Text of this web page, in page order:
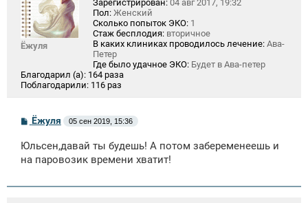
Ёжуля
Зарегистрирован: 04 авг 2017, 19:32
Пол: Женский
Сколько попыток ЭКО: 1
Стаж бесплодия: вторичное
В каких клиниках проводилось лечение: Ава-
Петер
Где было удачное ЭКО: Будет в Ава-петер
Благодарил (а): 164 раза
Поблагодарили: 116 раз
С
о
б
щ
и
Ёжуля 05 сен 2019, 15:36
Юльсен,давай ты будешь! А потом забеременеешь и
на паровозик времени хватит!